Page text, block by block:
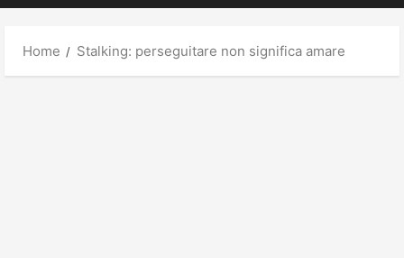
Home Stalking: perseguitare non significa amare